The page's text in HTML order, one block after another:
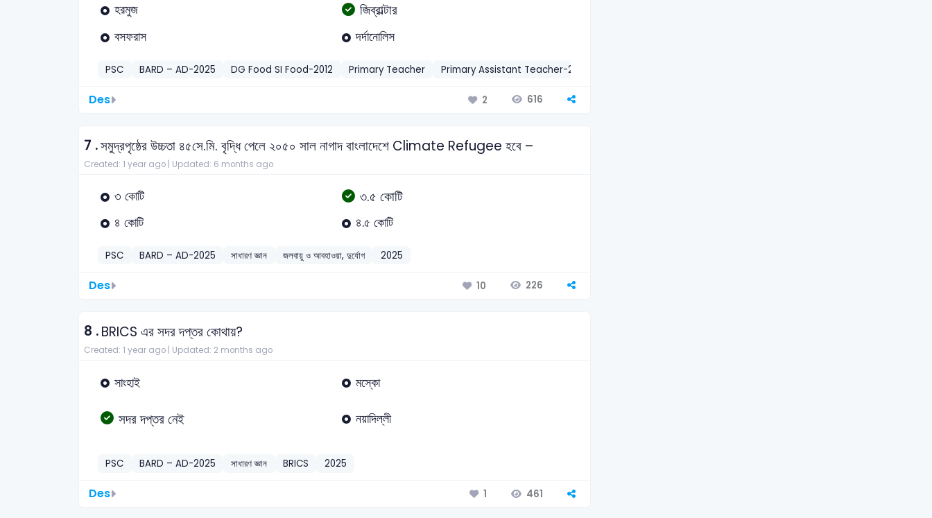
হরমুজ জিব্রাল্টার
বসফরাস দর্দানোলিস
PSC BARD – AD-2025 DG Food SI Food-2012 Primary Teacher Primary Assistant Teacher-2018
Des 2 616
7 .সমুদ্রপৃষ্ঠের উচ্চতা ৪৫সে.মি. বৃদ্ধি পেলে ২০৫০ সাল নাগাদ বাংলাদেশে Climate Refugee হবে –
Created: 1 year ago | Updated: 6 months ago
৩ কোটি ৩.৫ কোটি
৪ কোটি ৪.৫ কোটি
PSC BARD – AD-2025 সাধারণ জ্ঞান জলবায়ু ও আবহাওয়া, দুর্যোগ 2025
Des 10 226
8 .BRICS এর সদর দপ্তর কোথায়?
Created: 1 year ago | Updated: 2 months ago
সাংহাই মস্কো
সদর দপ্তর নেই নয়াদিল্লী
PSC BARD – AD-2025 সাধারণ জ্ঞান BRICS 2025
Des 1 461